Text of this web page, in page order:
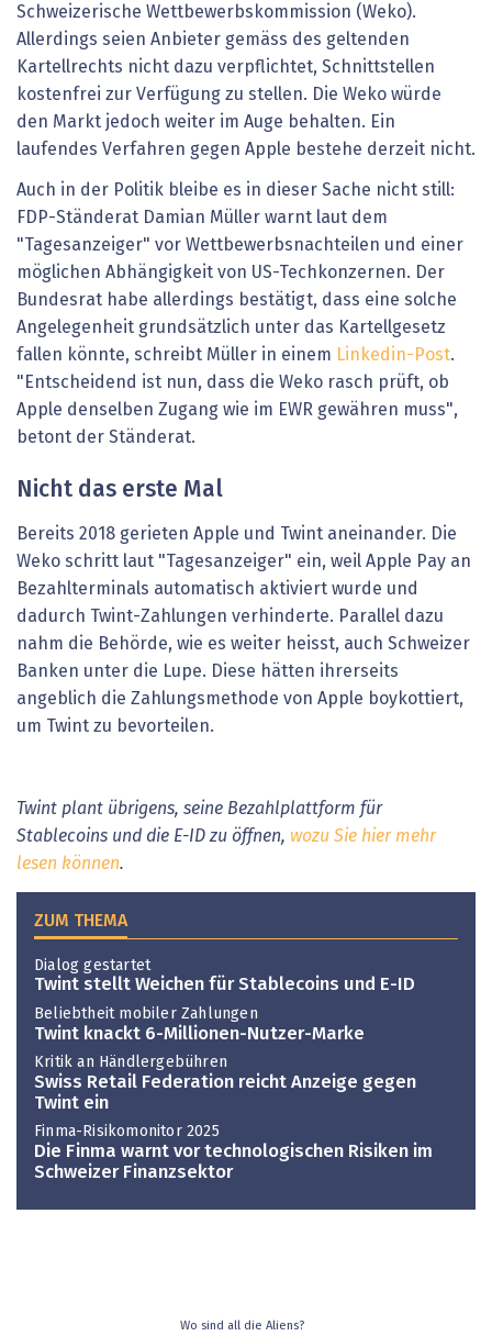
Schweizerische Wettbewerbskommission (Weko).
Allerdings seien Anbieter gemäss des geltenden
Kartellrechts nicht dazu verpflichtet, Schnittstellen
kostenfrei zur Verfügung zu stellen. Die Weko würde
den Markt jedoch weiter im Auge behalten. Ein
laufendes Verfahren gegen Apple bestehe derzeit nicht.
Auch in der Politik bleibe es in dieser Sache nicht still:
FDP-Ständerat Damian Müller warnt laut dem
"Tagesanzeiger" vor Wettbewerbsnachteilen und einer
möglichen Abhängigkeit von US-Techkonzernen. Der
Bundesrat habe allerdings bestätigt, dass eine solche
Angelegenheit grundsätzlich unter das Kartellgesetz
fallen könnte, schreibt Müller in einem Linkedin-Post.
"Entscheidend ist nun, dass die Weko rasch prüft, ob
Apple denselben Zugang wie im EWR gewähren muss",
betont der Ständerat.
Nicht das erste Mal
Bereits 2018 gerieten Apple und Twint aneinander. Die
Weko schritt laut "Tagesanzeiger" ein, weil Apple Pay an
Bezahlterminals automatisch aktiviert wurde und
dadurch Twint-Zahlungen verhinderte. Parallel dazu
nahm die Behörde, wie es weiter heisst, auch Schweizer
Banken unter die Lupe. Diese hätten ihrerseits
angeblich die Zahlungsmethode von Apple boykottiert,
um Twint zu bevorteilen.
Twint plant übrigens, seine Bezahlplattform für
Stablecoins und die E-ID zu öffnen, wozu Sie hier mehr
lesen können.
ZUM THEMA
Dialog gestartet
Twint stellt Weichen für Stablecoins und E-ID
Beliebtheit mobiler Zahlungen
Twint knackt 6-Millionen-Nutzer-Marke
Kritik an Händlergebühren
Swiss Retail Federation reicht Anzeige gegen
Twint ein
Finma-Risikomonitor 2025
Die Finma warnt vor technologischen Risiken im
Schweizer Finanzsektor
Wo sind all die Aliens?